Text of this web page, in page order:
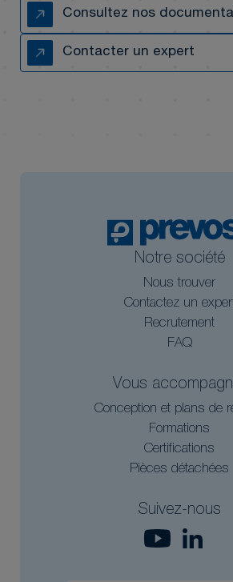
Consultez nos
Contacter un expert
Notre société
Nous trouver
Contactez un
Recrutement
FAQ
Vous
Conception et plans de
Formations
Certifications
Pièces détachées
Suivez-nous